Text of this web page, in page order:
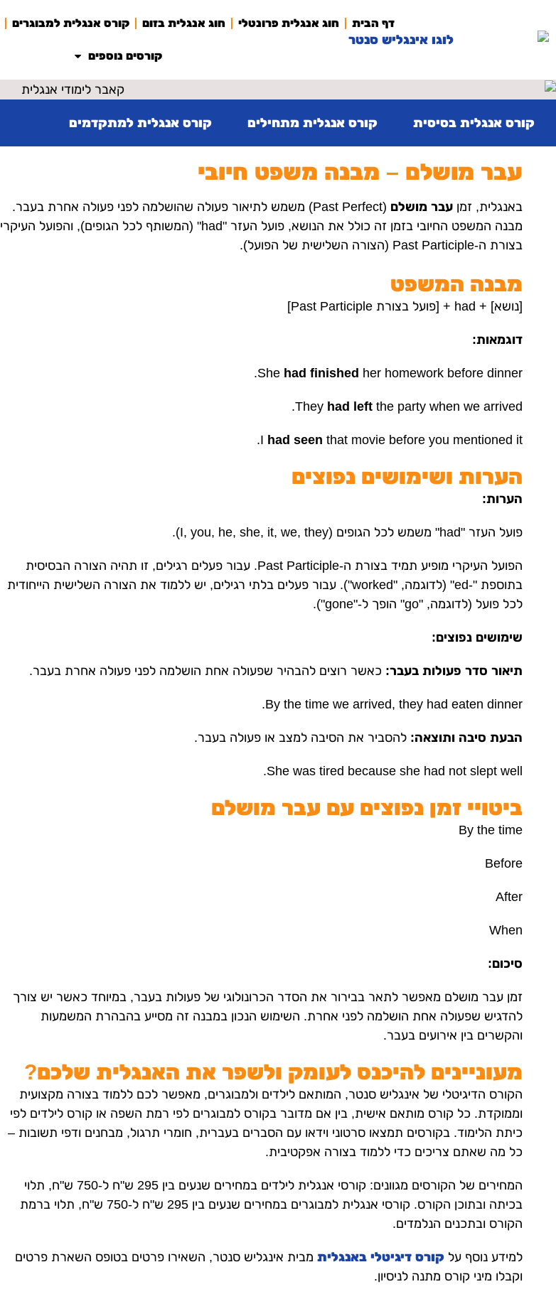
דף הבית חוג אנגלית פרונטלי חוג אנגלית בזום קורס אנגלית למבוגרים
קורסים נוספים
קורס אנגלית בסיסית קורס אנגלית מתחילים קורס אנגלית למתקדמים
עבר מושלם – מבנה משפט חיובי
באנגלית, זמן עבר מושלם
(Past Perfect) משמש לתיאור פעולה שהושלמה לפני פעולה אחרת בעבר.
מבנה המשפט החיובי בזמן זה כולל את הנושא, פועל העזר "had" (המשותף לכל הגופים), והפועל העיקרי
בצורת ה-Past Participle (הצורה השלישית של הפועל).
מבנה המשפט
[נושא] + had + [פועל בצורת Past Participle]
דוגמאות:
She had finished her homework before dinner.
They had left the party when we arrived.
I had seen that movie before you mentioned it.
הערות ושימושים נפוצים
הערות:
פועל העזר "had" משמש לכל הגופים (I, you, he, she, it, we, they).
הפועל העיקרי מופיע תמיד בצורת ה-Past Participle. עבור פעלים רגילים, זו תהיה הצורה הבסיסית
בתוספת "-ed" (לדוגמה, "worked"). עבור פעלים בלתי רגילים, יש ללמוד את הצורה השלישית הייחודית
לכל פועל (לדוגמה, "go" הופך ל-"gone").
שימושים נפוצים:
תיאור סדר פעולות בעבר: כאשר רוצים להבהיר שפעולה אחת הושלמה לפני פעולה אחרת בעבר.
By the time we arrived, they had eaten dinner.
הבעת סיבה ותוצאה: להסביר את הסיבה למצב או פעולה בעבר.
She was tired because she had not slept well.
ביטויי זמן נפוצים עם עבר מושלם
By the time
Before
After
When
סיכום:
זמן עבר מושלם מאפשר לתאר בבירור את הסדר הכרונולוגי של פעולות בעבר, במיוחד כאשר יש צורך
להדגיש שפעולה אחת הושלמה לפני אחרת. השימוש הנכון במבנה זה מסייע בהבהרת המשמעות
והקשרים בין אירועים בעבר.
מעוניינים להיכנס לעומק ולשפר את האנגלית שלכם?
הקורס הדיגיטלי של אינגליש סנטר, המותאם לילדים ולמבוגרים, מאפשר לכם ללמוד בצורה מקצועית
וממוקדת. כל קורס מותאם אישית, בין אם מדובר בקורס למבוגרים לפי רמת השפה או קורס לילדים לפי
כיתת הלימוד. בקורסים תמצאו סרטוני וידאו עם הסברים בעברית, חומרי תרגול, מבחנים ודפי תשובות –
כל מה שאתם צריכים כדי ללמוד בצורה אפקטיבית.
המחירים של הקורסים מגוונים: קורסי אנגלית לילדים במחירים שנעים בין 295 ש"ח ל-750 ש"ח, תלוי
בכיתה ובתוכן הקורס. קורסי אנגלית למבוגרים במחירים שנעים בין 295 ש"ח ל-750 ש"ח, תלוי ברמת
הקורס ובתכנים הנלמדים.
למידע נוסף על קורס דיגיטלי באנגלית מבית אינגליש סנטר, השאירו פרטים בטופס השארת פרטים
וקבלו מיני קורס מתנה לניסיון.